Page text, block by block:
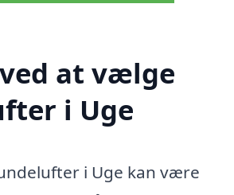
at vælge
i Uge
i Uge kan være